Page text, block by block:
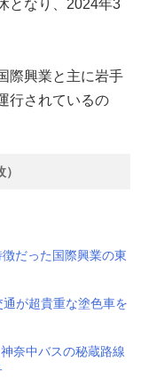
となり、2024年3
際興業と主に岩手
行されているの
だった国際興業の東
通が超貴重な塗色車を
奈中バスの秘蔵路線